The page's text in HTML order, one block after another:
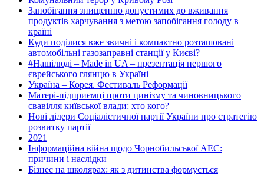
Запобігання знищенню допустимих до вживання
продуктів харчування з метою запобігання голоду в
країні
Куди поділися вже звичні і компактно розташовані
автомобільні газозаправні станції у Києві?
#Нашілюді – Made in UA – презентація першого
єврейського глянцю в Україні
Україна – Корея. Фестиваль Реформації
Матері-підприємці проти цинізму та чиновницького
свавілля київської влади: хто кого?
Нові лідери Соціалістичної партії України про стратегію
розвитку партії
2021
Інформаційна війна щодо Чорнобильської АЕС:
причини і наслідки
Бізнес на школярах: як з дитинства формується